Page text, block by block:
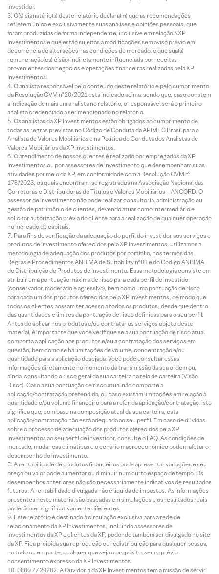
investidor.
O(s) signatário(s) deste relatório declara(m) que as recomendações
refletem única e exclusivamente suas análises e opiniões pessoais, que
foram produzidas de forma independente, inclusive em relação à XP
Investimentos e que estão sujeitas a modificações sem aviso prévio em
decorrência de alterações nas condições de mercado, e que sua(s)
remuneração(es) é(são) indiretamente influenciada por receitas
provenientes dos negócios e operações financeiras realizadas pela XP
Investimentos.
O analista responsável pelo conteúdo deste relatório e pelo cumprimento
da Resolução CVM nº 20/2021 está indicado acima, sendo que, caso constem
a indicação de mais um analista no relatório, o responsável será o primeiro
analista credenciado a ser mencionado no relatório.
Os analistas da XP Investimentos estão obrigados ao cumprimento de
todas as regras previstas no Código de Conduta da APIMEC Brasil para o
Analista de Valores Mobiliários e na Política de Conduta dos Analistas de
Valores Mobiliários da XP Investimentos.
O atendimento de nossos clientes é realizado por empregados da XP
Investimentos ou por assessores de investimento que desempenham suas
atividades por meio da XP, em conformidade com a Resolução CVM nº
178/2023, os quais encontram-se registrados na Associação Nacional das
Corretoras e Distribuidoras de Títulos e Valores Mobiliários – ANCORD. O
assessor de investimento não pode realizar consultoria, administração ou
gestão de patrimônio de clientes, devendo atuar como intermediário e
solicitar autorização prévia do cliente para a realização de qualquer operação
no mercado de capitais.
Para fins de verificação da adequação do perfil do investidor aos serviços e
produtos de investimento oferecidos pela XP Investimentos, utilizamos a
metodologia de adequação dos produtos por portfólio, nos termos das
Regras e Procedimentos ANBIMA de Suitability nº 01 e do Código ANBIMA
de Distribuição de Produtos de Investimento. Essa metodologia consiste em
atribuir uma pontuação máxima de risco para cada perfil de investidor
(conservador, moderado e agressivo), bem como uma pontuação de risco
para cada um dos produtos oferecidos pela XP Investimentos, de modo que
todos os clientes possam ter acesso a todos os produtos, desde que dentro
das quantidades e limites da pontuação de risco definidas para o seu perfil.
Antes de aplicar nos produtos e/ou contratar os serviços objeto deste
material, é importante que você verifique se a sua pontuação de risco atual
comporta a aplicação nos produtos e/ou a contratação dos serviços em
questão, bem como se há limitações de volume, concentração e/ou
quantidade para a aplicação desejada. Você pode consultar essas
informações diretamente no momento da transmissão da sua ordem ou,
ainda, consultando o risco geral da sua carteira na tela de carteira (Visão
Risco). Caso a sua pontuação de risco atual não comporte a
aplicação/contratação pretendida, ou caso existam limitações em relação à
quantidade e/ou volume financeiro para a referida aplicação/contratação, isto
significa que, com base na composição atual da sua carteira, esta
aplicação/contratação não está adequada ao seu perfil. Em caso de dúvidas
sobre o processo de adequação dos produtos oferecidos pela XP
Investimentos ao seu perfil de investidor, consulte o FAQ. As condições de
mercado, mudanças climáticas e o cenário macroeconômico podem afetar o
desempenho do investimento.
A rentabilidade de produtos financeiros pode apresentar variações e seu
preço ou valor pode aumentar ou diminuir num curto espaço de tempo. Os
desempenhos anteriores não são necessariamente indicativos de resultados
futuros. A rentabilidade divulgada não é líquida de impostos. As informações
presentes neste material são baseadas em simulações e os resultados reais
poderão ser significativamente diferentes.
Este relatório é destinado à circulação exclusiva para a rede de
relacionamento da XP Investimentos, incluindo assessores de
investimentos da XP e clientes da XP, podendo também ser divulgado no site
da XP. Fica proibida sua reprodução ou redistribuição para qualquer pessoa,
no todo ou em parte, qualquer que seja o propósito, sem o prévio
consentimento expresso da XP Investimentos.
0800 77 20202. A Ouvidoria da XP Investimentos tem a missão de servir